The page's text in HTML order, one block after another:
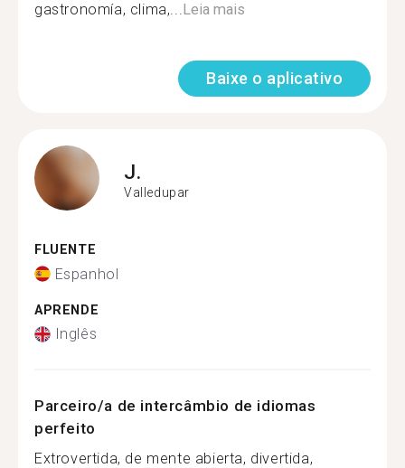
gastronomía, clima,...Leia mais
Baixe o aplicativo
J.
Valledupar
FLUENTE
Espanhol
APRENDE
Inglês
Parceiro/a de intercâmbio de idiomas
perfeito
Extrovertida, de mente abierta, divertida,